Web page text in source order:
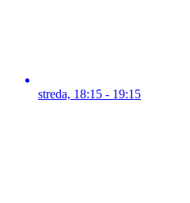
streda, 18:15 - 19:15